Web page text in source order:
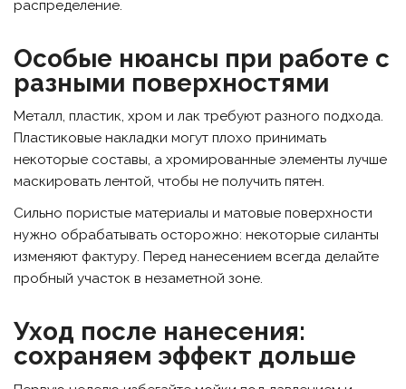
распределение.
Особые нюансы при работе с
разными поверхностями
Металл, пластик, хром и лак требуют разного подхода.
Пластиковые накладки могут плохо принимать
некоторые составы, а хромированные элементы лучше
маскировать лентой, чтобы не получить пятен.
Сильно пористые материалы и матовые поверхности
нужно обрабатывать осторожно: некоторые силанты
изменяют фактуру. Перед нанесением всегда делайте
пробный участок в незаметной зоне.
Уход после нанесения:
сохраняем эффект дольше